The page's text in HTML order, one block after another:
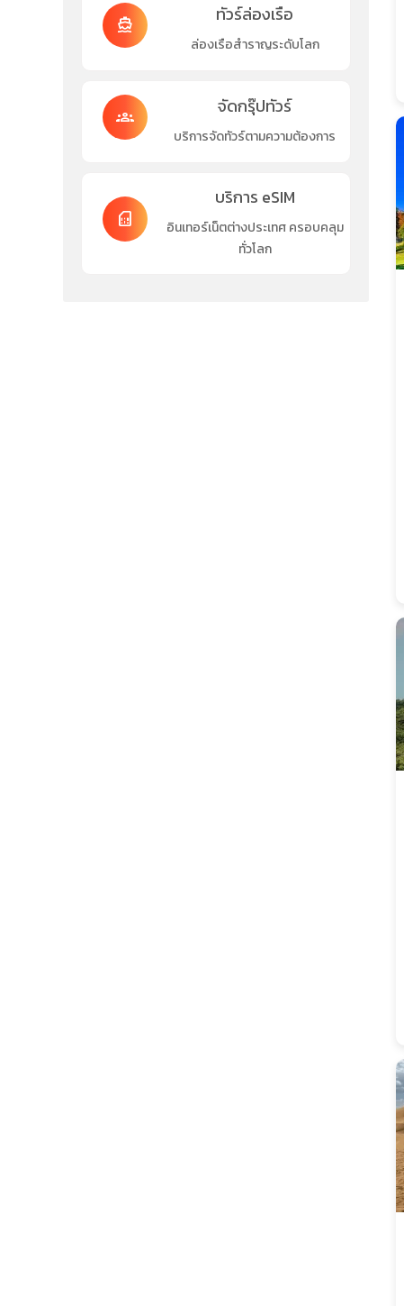
directions_boat ทัวร์ล่องเรือ
ล่องเรือสำราญระดับโลก
groups จัดกรุ๊ปทัวร์
บริการจัดทัวร์ตามความต้องการ
sim_card
บริการ eSIM
อินเทอร์เน็ตต่างประเทศ ครอบคลุม
ทั่วโลก